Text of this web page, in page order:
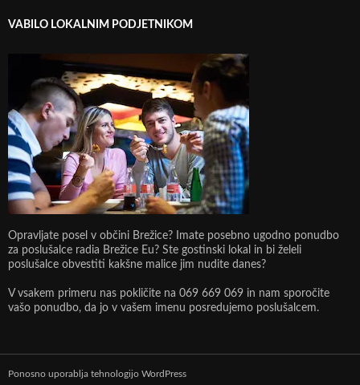
VABILO LOKALNIM PODJETNIKOM
Opravljate posel v občini Brežice? Imate posebno ugodno ponudbo
za poslušalce radia Brežice Eu? Ste gostinski lokal in bi želeli
poslušalce obvestiti kakšne malice jim nudite danes?
V vsakem primeru nas pokličite na 069 669 069 in nam sporočite
vašo ponudbo, da jo v vašem imenu posredujemo poslušalcem.
Ponosno uporablja tehnologijo WordPress